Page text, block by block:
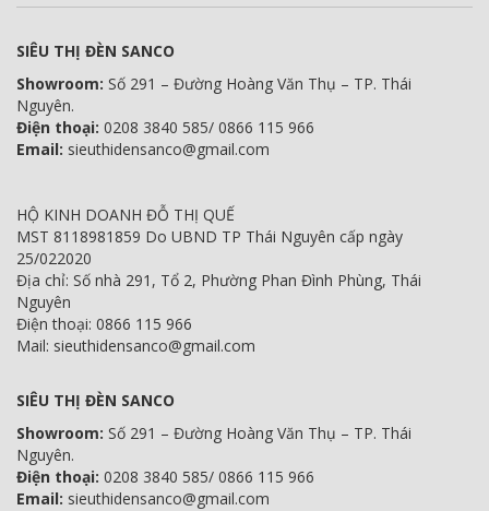
SIÊU THỊ ĐÈN SANCO
Showroom: Số 291 – Đường Hoàng Văn Thụ – TP. Thái
Nguyên.
Điện thoại: 0208 3840 585/ 0866 115 966
Email: sieuthidensanco@gmail.com
HỘ KINH DOANH ĐỖ THỊ QUẾ
MST 8118981859 Do UBND TP Thái Nguyên cấp ngày
25/022020
Địa chỉ: Số nhà 291, Tổ 2, Phường Phan Đình Phùng, Thái
Nguyên
Điện thoại: 0866 115 966
Mail: sieuthidensanco@gmail.com
SIÊU THỊ ĐÈN SANCO
Showroom: Số 291 – Đường Hoàng Văn Thụ – TP. Thái
Nguyên.
Điện thoại: 0208 3840 585/ 0866 115 966
Email: sieuthidensanco@gmail.com